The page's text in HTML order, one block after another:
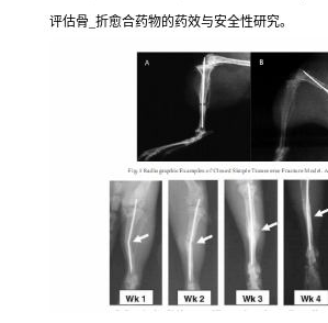
评估骨_折愈合药物的药效与安全性研究。